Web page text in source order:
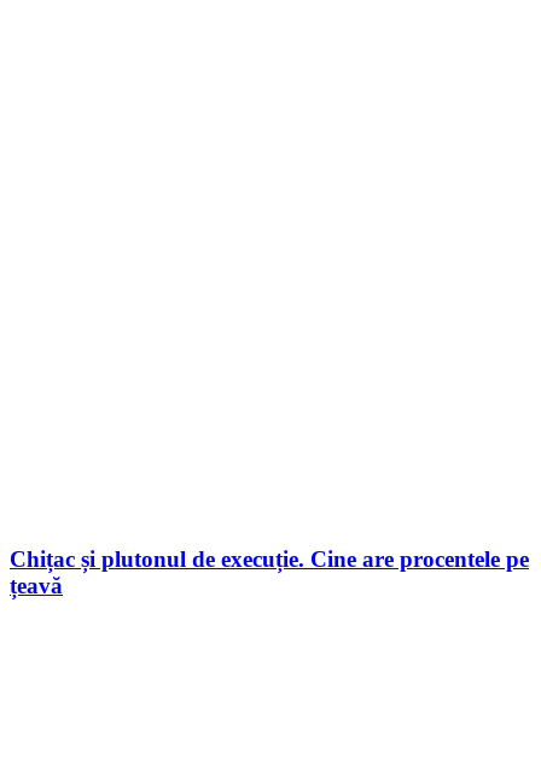
Chițac și plutonul de execuție. Cine are procentele pe
țeavă